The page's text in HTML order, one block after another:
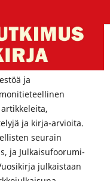
ja
ja kirja-arvioita.
seurain
ja Julkaisufoorumi-
julkaistaan